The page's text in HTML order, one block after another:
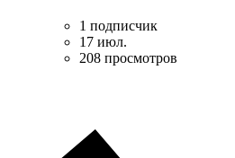
1 подписчик
17 июл.
208 просмотров